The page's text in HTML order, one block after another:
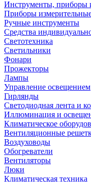
Инструменты, приборы
Приборы
Ручные инструменты
Средства
Светотехника
Светильники
Фонари
Прожекторы
Лампы
Управление освещением
Гирлянды
Светодиодная лента и
Иллюминация и
Климатическое
Вентиляционные
Воздуховоды
Обогреватели
Вентиляторы
Люки
Климатическая техника